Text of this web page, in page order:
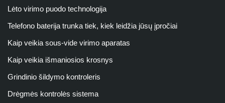
Lėto virimo puodo technologija
Telefono baterija trunka tiek, kiek leidžia jūsų įpročiai
Kaip veikia sous-vide virimo aparatas
Kaip veikia išmaniosios krosnys
Grindinio šildymo kontroleris
Drėgmės kontrolės sistema